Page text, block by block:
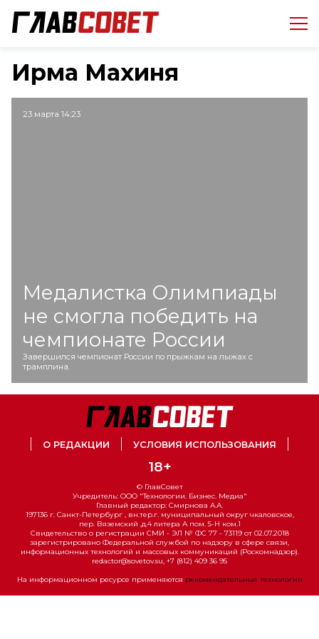
Ирма Махиня
23 марта 14:23
Медалистка Олимпиады
не смогла победить на
чемпионате России
Завершился чемпионат России по прыжкам на лыжах с
трамплина.
О РЕДАКЦИИ УСЛОВИЯ ИСПОЛЬЗОВАНИЯ
18+
© ГлавСовет
Учредитель: ООО "Технологии. Бизнес. Медиа"
Главный редактор: Смирнова А.А.
197136 г. Санкт-Петербург , вн.тер.г. муниципальный округ чкаловское,
пер. Вяземский ,д.4 литера А пом. 5-Н ком.1
Свидетельство о регистрации СМИ - ЭЛ № ФС 77 - 73119 от 02.07.2018
зарегистрировано Федеральной службой по надзору в сфере связи,
информационных технологий и массовых коммуникаций (Роскомнадзор).
redactor@sovetov.su, +7 (812) 409 36 95
На информационном ресурсе применяются рекомендательные технологии